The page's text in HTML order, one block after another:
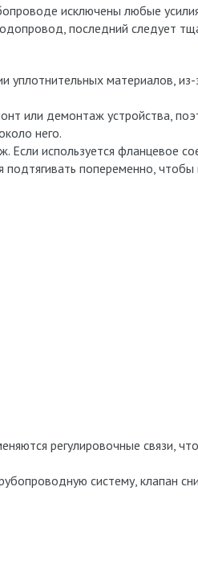
исключены любые
последний следует
уплотнительных материалов, из-
или демонтаж устройства,
него.
используется фланцевое
попеременно, чтобы
регулировочные связи,
систему, клапан